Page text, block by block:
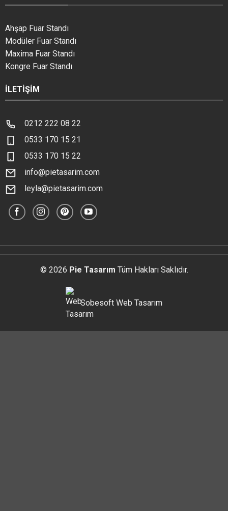
Ahşap Fuar Standı
Modüler Fuar Standı
Maxima Fuar Standı
Kongre Fuar Standı
İLETIŞIM
0212 222 08 22
0533 170 15 21
0533 170 15 22
info@pietasarim.com
leyla@pietasarim.com
© 2026 Pie Tasarım Tüm Hakları Saklıdır.
Sobesoft Web Tasarım